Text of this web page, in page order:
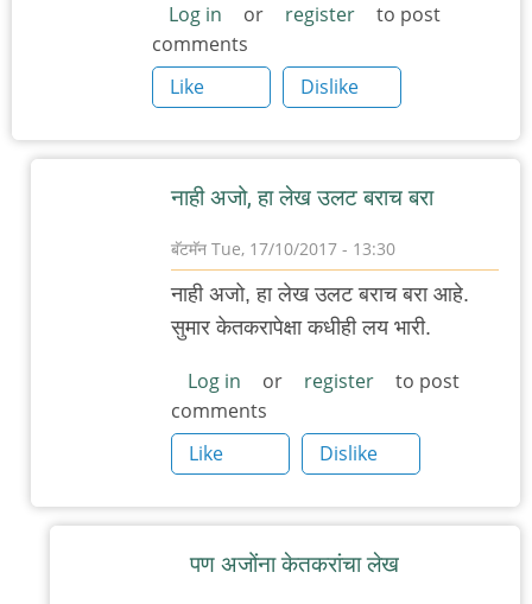
Log in or register
to post
comments
Like
Dislike
नाही अजो, हा लेख उलट बराच बरा
बॅटमॅन Tue, 17/10/2017 - 13:30
to
दयनीय
लेख.
इतका
की
डाव्यांकडे
अजो१२३
नाही अजो, हा लेख उलट बराच बरा आहे.
सुमार केतकरापेक्षा कधीही लय भारी.
Log in or register
to post
comments
Like
Dislike
पण अजोंना केतकरांचा लेख